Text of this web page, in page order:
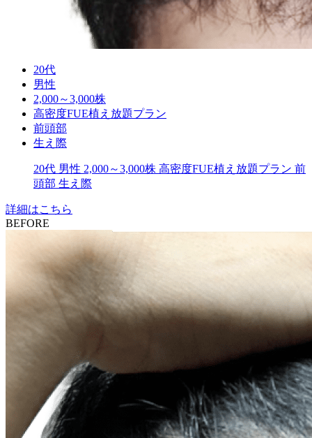
20代
男性
2,000～3,000株
高密度FUE植え放題プラン
前頭部
生え際
20代 男性 2,000～3,000株 高密度FUE植え放題プラン 前
頭部 生え際
詳細はこちら
BEFORE